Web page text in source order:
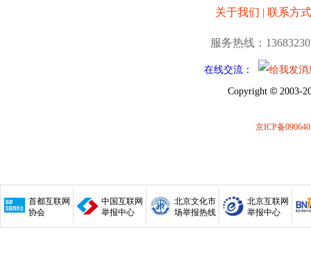
关于我们 | 联系方式
服务热线：
在线交流：
Copyright © 2003-
京ICP备
首都互联网
协会
中国互联网
举报中心
北京文化市
场举报热线
北京互联网
举报中心